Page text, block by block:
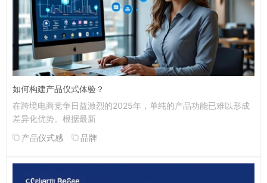
如何构建产品仪式体验？
在跨境电商竞争日益激烈的2025年，单纯的产品功能已难以形成
差异化优势。根据最新
产品仪式感
品牌